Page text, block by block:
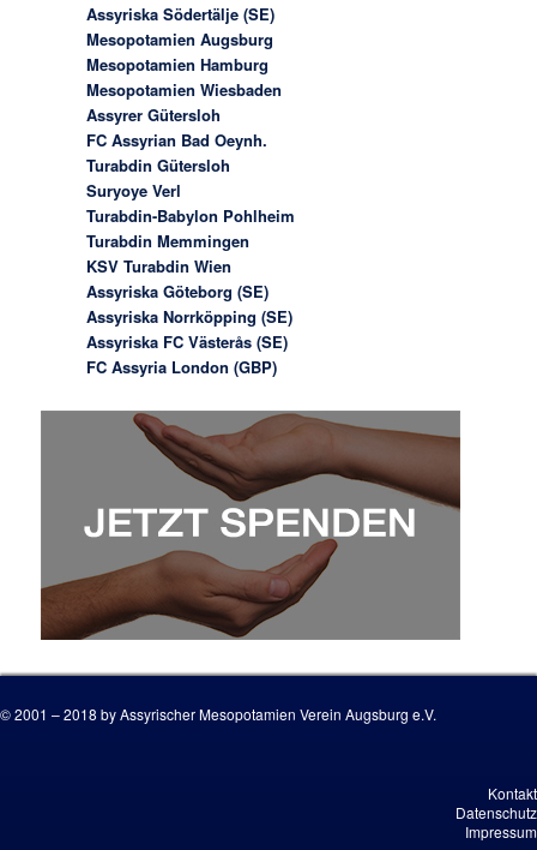
Assyriska Södertälje (SE)
Mesopotamien Augsburg
Mesopotamien Hamburg
Mesopotamien Wiesbaden
Assyrer Gütersloh
FC Assyrian Bad Oeynh.
Turabdin Gütersloh
Suryoye Verl
Turabdin-Babylon Pohlheim
Turabdin Memmingen
KSV Turabdin Wien
Assyriska Göteborg (SE)
Assyriska Norrköpping (SE)
Assyriska FC Västerås (SE)
FC Assyria London (GBP)
© 2001 – 2018 by Assyrischer Mesopotamien Verein Augsburg e.V.
Kontakt
Datenschutz
Impressum